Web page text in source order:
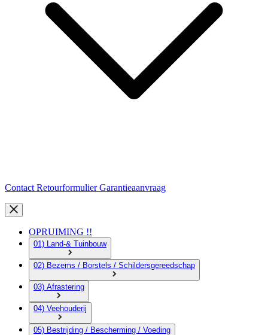
Contact RetourformulierGarantieaanvraag
OPRUIMING !!
01) Land-& Tuinbouw
02) Bezems / Borstels / Schildersgereedschap
03) Afrastering
04) Veehouderij
05) Bestrijding / Bescherming / Voeding